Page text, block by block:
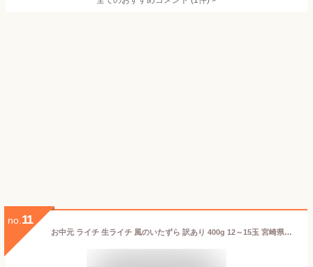
no. 11
お中元 ライチ 生ライチ 風のいたずら 訳あり 400g 12～15玉 宮崎県産 JA宮崎経済連 ギフト お取り寄せグルメ